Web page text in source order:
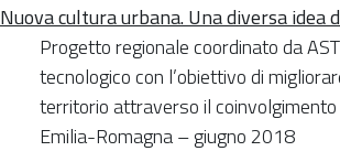
Nuova cultura urbana. Una diversa idea
Progetto regionale coordinato da
tecnologico con l’obiettivo di
territorio attraverso il
Emilia-Romagna – giugno 2018